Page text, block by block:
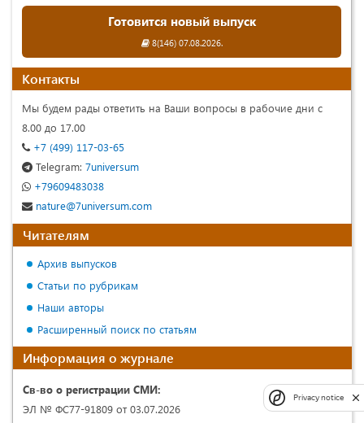
Готовится новый выпуск
8(146) 07.08.2026.
Контакты
Мы будем рады ответить на Ваши вопросы в рабочие дни с
8.00 до 17.00
+7 (499) 117-03-65
Telegram: 7universum
+79609483038
nature@7universum.com
Читателям
Архив выпусков
Статьи по рубрикам
Наши авторы
Расширенный поиск по статьям
Информация о журнале
Св-во о регистрации СМИ:
ЭЛ № ФС77-91809 от 03.07.2026
Privacy notice